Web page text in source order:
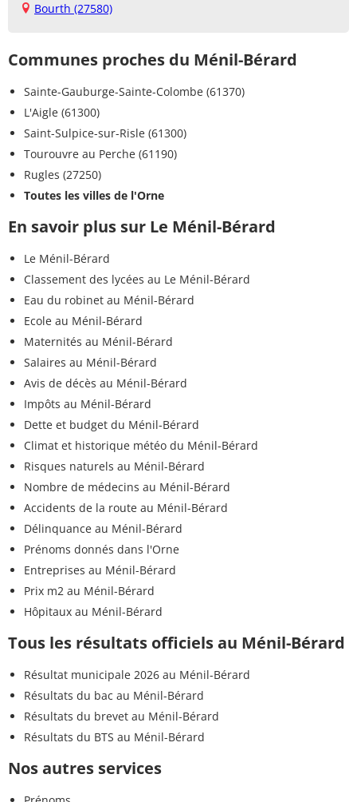
Bourth (27580)
Communes proches du Ménil-Bérard
Sainte-Gauburge-Sainte-Colombe (61370)
L'Aigle (61300)
Saint-Sulpice-sur-Risle (61300)
Tourouvre au Perche (61190)
Rugles (27250)
Toutes les villes de l'Orne
En savoir plus sur Le Ménil-Bérard
Le Ménil-Bérard
Classement des lycées au Le Ménil-Bérard
Eau du robinet au Ménil-Bérard
Ecole au Ménil-Bérard
Maternités au Ménil-Bérard
Salaires au Ménil-Bérard
Avis de décès au Ménil-Bérard
Impôts au Ménil-Bérard
Dette et budget du Ménil-Bérard
Climat et historique météo du Ménil-Bérard
Risques naturels au Ménil-Bérard
Nombre de médecins au Ménil-Bérard
Accidents de la route au Ménil-Bérard
Délinquance au Ménil-Bérard
Prénoms donnés dans l'Orne
Entreprises au Ménil-Bérard
Prix m2 au Ménil-Bérard
Hôpitaux au Ménil-Bérard
Tous les résultats officiels au Ménil-Bérard
Résultat municipale 2026 au Ménil-Bérard
Résultats du bac au Ménil-Bérard
Résultats du brevet au Ménil-Bérard
Résultats du BTS au Ménil-Bérard
Nos autres services